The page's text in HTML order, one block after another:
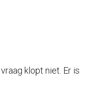
klopt niet. Er is